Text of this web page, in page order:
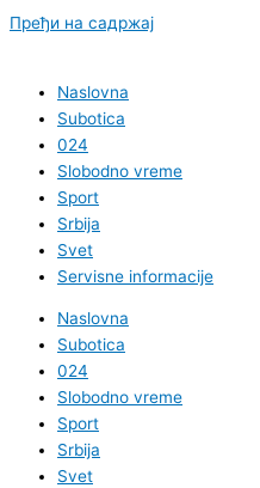
Пређи на садржај
Naslovna
Subotica
024
Slobodno vreme
Sport
Srbija
Svet
Servisne informacije
Naslovna
Subotica
024
Slobodno vreme
Sport
Srbija
Svet